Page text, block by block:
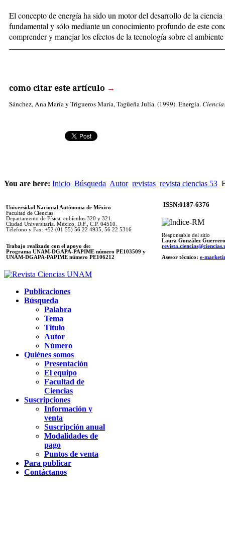
El concepto de energía ha sido un motor del desarrollo de la
fundamental y sólo mediante un conocimiento profundo de este
comprender y manejar los efectos de la tecnología sobre el
como citar este artículo →
Sánchez, Ana Maríay Trigueros María, Tagüeña Julia. (1999). Energía.
You are here: Inicio Búsqueda Autor revistas revista ciencias 53
Universidad Nacional Autónoma de México
Facultad de Ciencias
Departamento de Física, cubículos 320 y 321.
Ciudad Universitaria. México, D.F., C.P. 04510.
Télefono y Fax: +52 (01 55) 56 22 4935, 56 22 5316
Trabajo realizado con el apoyo de:
Programa UNAM-DGAPA-PAPIME número PE103509 y
UNAM-DGAPA-PAPIME número PE106212
ISSN:0187-6376
Responsable del sitio
Laura González Guerrero
Asesor técnico: e-
Publicaciones
Búsqueda
Palabra
Tema
Titulo
Autor
Número
Quiénes somos
Presentación
El equipo
Facultad de
Ciencias
Suscripciones
Información y
venta
Suscripción anual
Modalidades de
pago
Puntos de venta
Para publicar
Contáctanos